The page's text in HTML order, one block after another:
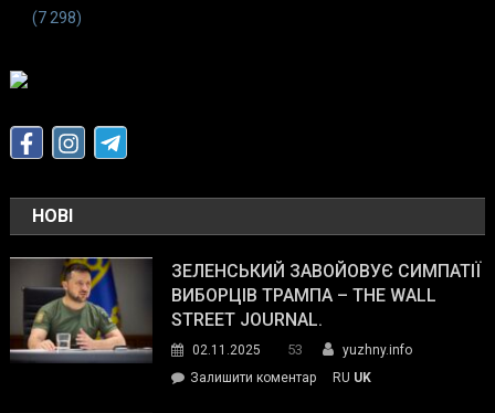
(7 298)
НОВІ
ЗЕЛЕНСЬКИЙ ЗАВОЙОВУЄ СИМПАТІЇ
ВИБОРЦІВ ТРАМПА – THE WALL
STREET JOURNAL.
02.11.2025 53
yuzhny.info
Залишити коментарon
RU UK